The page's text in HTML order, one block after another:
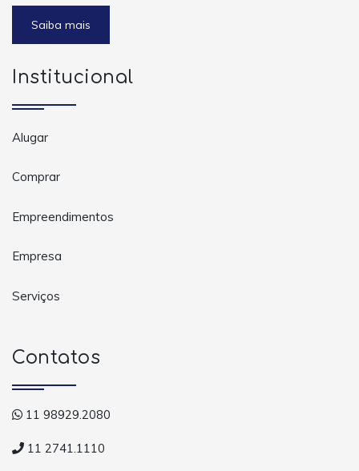
Saiba mais
Institucional
Alugar
Comprar
Empreendimentos
Empresa
Serviços
Contatos
11 98929.2080
11 2741.1110